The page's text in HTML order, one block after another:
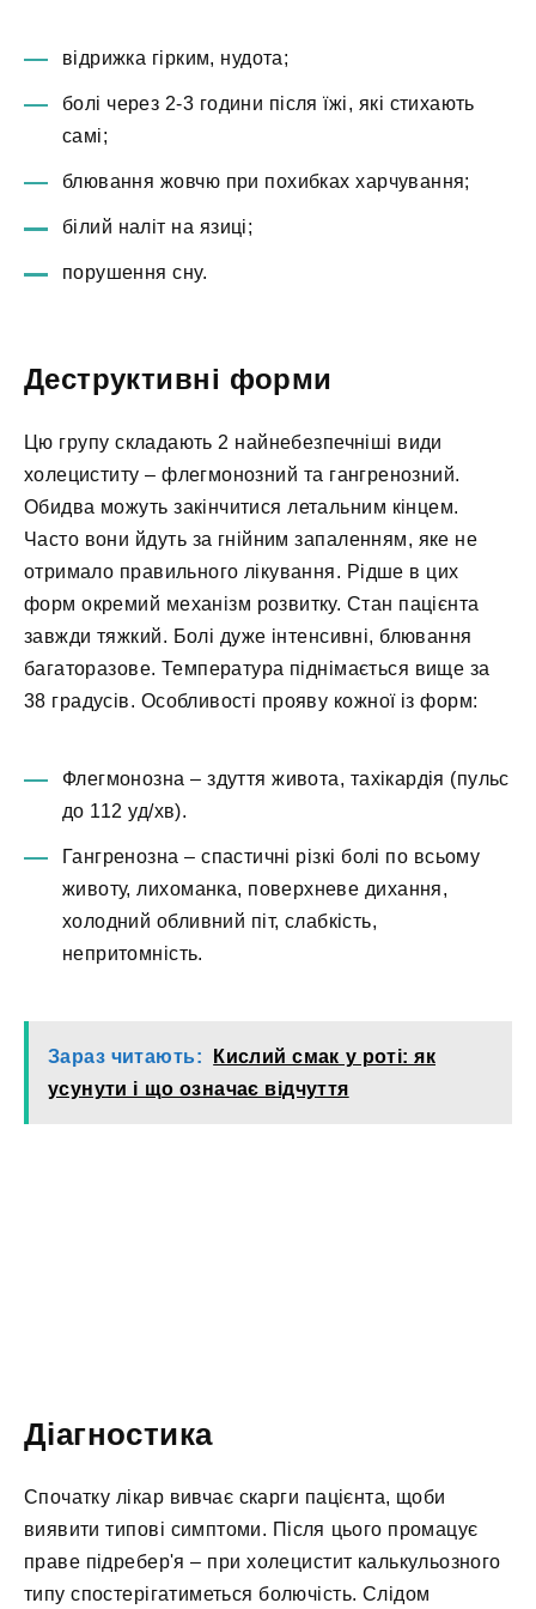
відрижка гірким, нудота;
болі через 2-3 години після їжі, які стихають
самі;
блювання жовчю при похибках харчування;
білий наліт на язиці;
порушення сну.
Деструктивні форми
Цю групу складають 2 найнебезпечніші види
холециститу – флегмонозний та гангренозний.
Обидва можуть закінчитися летальним кінцем.
Часто вони йдуть за гнійним запаленням, яке не
отримало правильного лікування. Рідше в цих
форм окремий механізм розвитку. Стан пацієнта
завжди тяжкий. Болі дуже інтенсивні, блювання
багаторазове. Температура піднімається вище за
38 градусів. Особливості прояву кожної із форм:
Флегмонозна – здуття живота, тахікардія (пульс
до 112 уд/хв).
Гангренозна – спастичні різкі болі по всьому
животу, лихоманка, поверхневе дихання,
холодний обливний піт, слабкість,
непритомність.
Зараз читають:
Кислий смак у роті: як
усунути і що означає відчуття
Діагностика
Спочатку лікар вивчає скарги пацієнта, щоби
виявити типові симптоми. Після цього промацує
праве підребер'я – при холецистит калькульозного
типу спостерігатиметься болючість. Слідом